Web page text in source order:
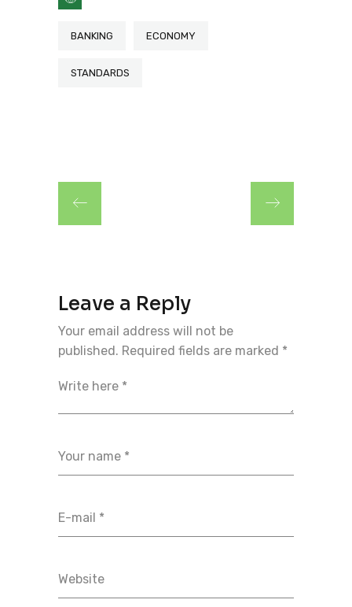
BANKING ECONOMY
STANDARDS
Leave a Reply
Your email address will not be
published. Required fields are marked *